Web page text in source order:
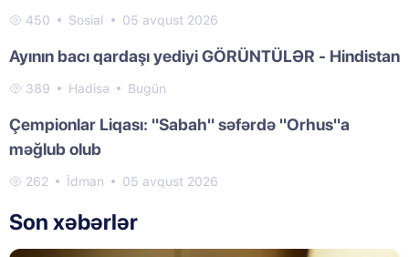
450 Sosial 05 avqust 2026
Ayının bacı qardaşı yediyi GÖRÜNTÜLƏR - Hindistan
389 Hadisə Bugün
Çempionlar Liqası: "Sabah" səfərdə "Orhus"a
məğlub olub
262 İdman 05 avqust 2026
Son xəbərlər